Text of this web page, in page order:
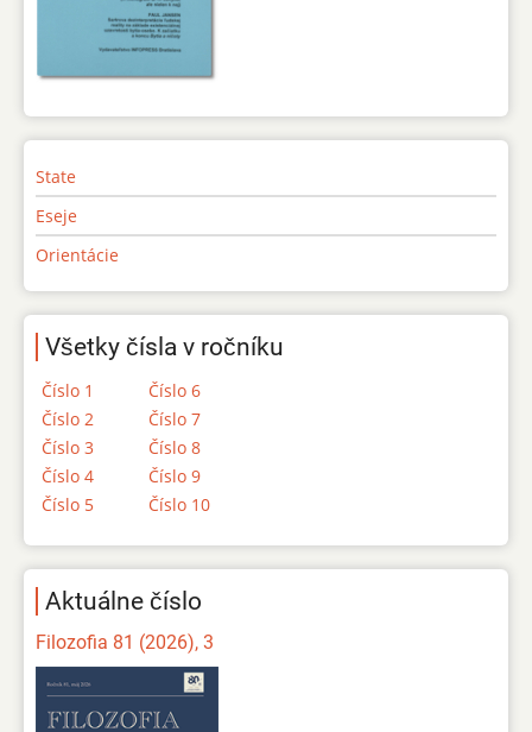
State
Eseje
Orientácie
Všetky čísla v ročníku
Číslo 1
Číslo 2
Číslo 3
Číslo 4
Číslo 5
Číslo 6
Číslo 7
Číslo 8
Číslo 9
Číslo 10
Aktuálne číslo
Filozofia 81 (2026), 3